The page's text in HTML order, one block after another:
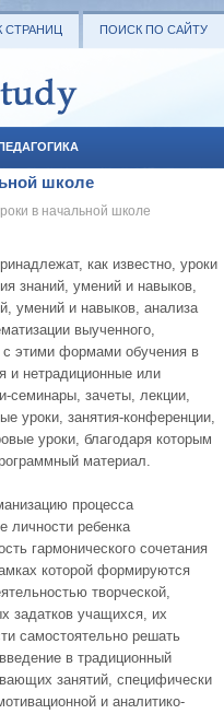
СТРАНИЦ ПОИСК ПО САЙТУ
школе
в начальной школе
как известно, уроки
знаний, умений и навыков,
умений и навыков, анализа
выученного,
этими формами обучения в
и нетрадиционные или
семинары, зачеты, лекции,
уроки, занятия-конференции,
уроки, благодаря которым
материал.
процесса
личности ребенка
гармонического сочетания
которой формируются
творческой,
задатков учащихся, их
самостоятельно решать
в традиционный
занятий, специфически
и аналитико-